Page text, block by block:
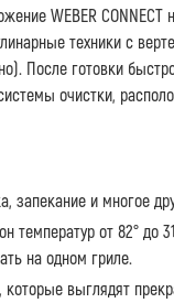
WEBER
техники с
После готовки
очистки,
запекание и многое
температур от 82° до
на одном гриле.
которые выглядят